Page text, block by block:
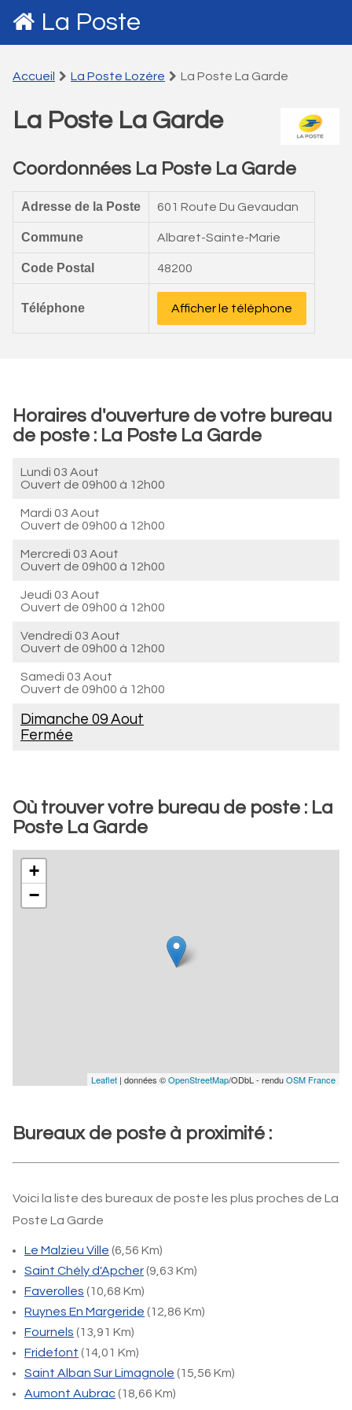
La Poste
Accueil La Poste Lozére La Poste La Garde
La Poste La Garde
Coordonnées La Poste La Garde
Adresse de la Poste 601 Route Du Gevaudan
Commune Albaret-Sainte-Marie
Code Postal 48200
Téléphone Afficher le téléphone
Horaires d'ouverture de votre bureau
de poste : La Poste La Garde
Lundi 03 Aout
Ouvert de 09h00 à 12h00
Mardi 03 Aout
Ouvert de 09h00 à 12h00
Mercredi 03 Aout
Ouvert de 09h00 à 12h00
Jeudi 03 Aout
Ouvert de 09h00 à 12h00
Vendredi 03 Aout
Ouvert de 09h00 à 12h00
Samedi 03 Aout
Ouvert de 09h00 à 12h00
Dimanche 09 Aout
Fermée
Où trouver votre bureau de poste : La
Poste La Garde
+
−
Leaflet | données ©OpenStreetMap/ODbL - renduOSM France
Bureaux de poste à proximité :
Voici la liste des bureaux de poste les plus proches de La
Poste La Garde
Le Malzieu Ville (6,56 Km)
Saint Chély d'Apcher(9,63 Km)
Faverolles (10,68 Km)
Ruynes En Margeride (12,86 Km)
Fournels (13,91 Km)
Fridefont (14,01 Km)
Saint Alban Sur Limagnole (15,56 Km)
Aumont Aubrac(18,66 Km)